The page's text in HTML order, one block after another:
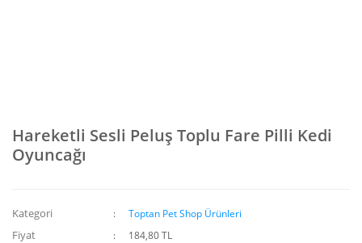
Hareketli Sesli Peluş Toplu Fare Pilli Kedi
Oyuncağı
Kategori Toptan Pet Shop Ürünleri
Fiyat 184,80 TL